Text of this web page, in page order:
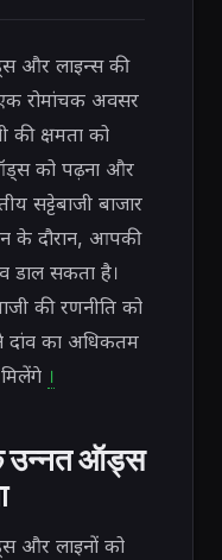
और लाइन्स की
एक रोमांचक अवसर
की क्षमता को
को पढ़ना और
सट्टेबाजी बाजार
के दौरान, आपकी
डाल सकता है।
की रणनीति को
का अधिकतम
।
उन्नत ऑड्स
और लाइनों को